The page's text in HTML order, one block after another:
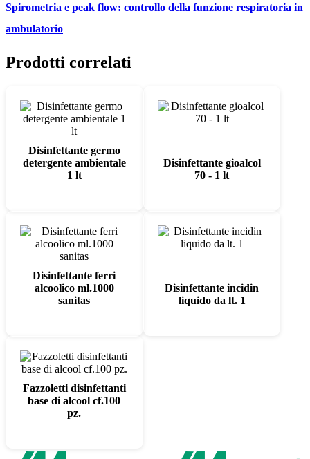
Spirometria e peak flow: controllo della funzione respiratoria in
ambulatorio
Prodotti correlati
Disinfettante germo
detergente ambientale
1 lt
Disinfettante gioalcol
70 - 1 lt
Disinfettante ferri
alcoolico ml.1000
sanitas
Disinfettante incidin
liquido da lt. 1
Fazzoletti disinfettanti
base di alcool cf.100
pz.